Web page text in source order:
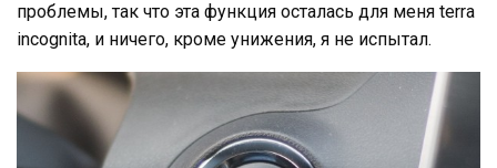
проблемы, так что эта функция осталась для меня terra
incognita, и ничего, кроме унижения, я не испытал.